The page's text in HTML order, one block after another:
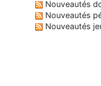
Nouveautés
Nouveautés
Nouveautés